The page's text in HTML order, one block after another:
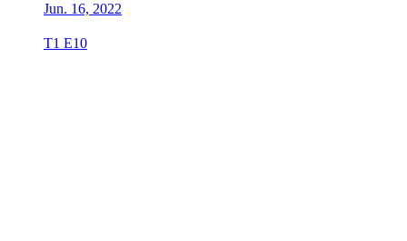
Jun. 16, 2022
T1 E10